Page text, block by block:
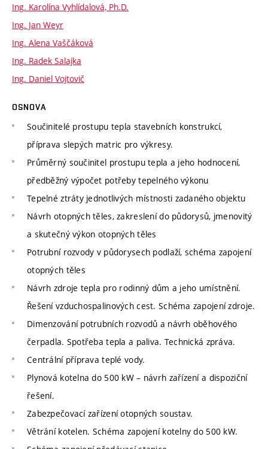
Ing. Karolína Vyhlídalová, Ph.D.
Ing. Jan Weyr
Ing. Alena Vaščáková
Ing. Radek Salajka
Ing. Daniel Vojtovič
OSNOVA
Součinitelé prostupu tepla stavebních konstrukcí,
příprava slepých matric pro výkresy.
Průměrný součinitel prostupu tepla a jeho hodnocení,
předběžný výpočet potřeby tepelného výkonu
Tepelné ztráty jednotlivých místnosti zadaného objektu
Návrh otopných těles, zakreslení do půdorysů, jmenovitý
a skutečný výkon otopných těles
Potrubní rozvody v půdorysech podlaží, schéma zapojení
otopných těles
Návrh zdroje tepla pro rodinný dům a jeho umístnění.
Řešení vzduchospalinových cest. Schéma zapojení zdroje.
Dimenzování potrubních rozvodů a návrh oběhového
čerpadla. Spotřeba tepla a paliva. Technická zpráva.
Centrální příprava teplé vody.
Plynová kotelna do 500 kW – návrh zařízení a dispoziční
řešení.
Zabezpečovací zařízení otopných soustav.
Větrání kotelen. Schéma zapojení kotelny do 500 kW.